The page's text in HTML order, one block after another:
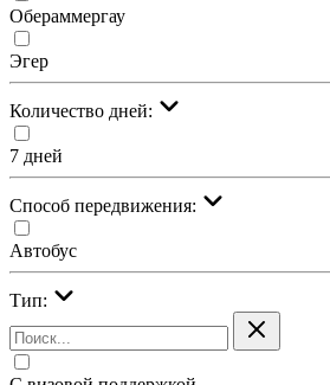
Обераммергау
Эгер
Количество дней:
7 дней
Cпособ передвижения:
Автобус
Тип: